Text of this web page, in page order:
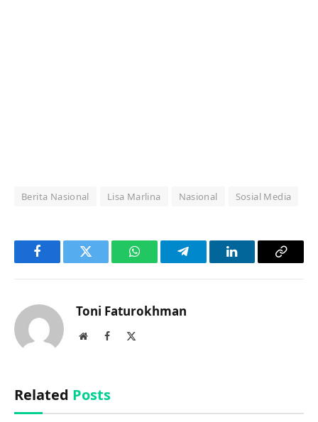
Berita Nasional Lisa Marlina Nasional Sosial Media
FacebookTwitter WhatsAppTelegramLinkedInCopy
Toni Faturokhman
WebsiteFacebook
Related Posts